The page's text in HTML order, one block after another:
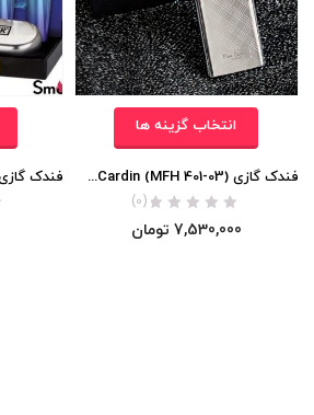
انتخاب گزینه ها
فندک گازی Pierre Cardin (MFH 401-03) اورجینال
(0)
7,530,000 تومان